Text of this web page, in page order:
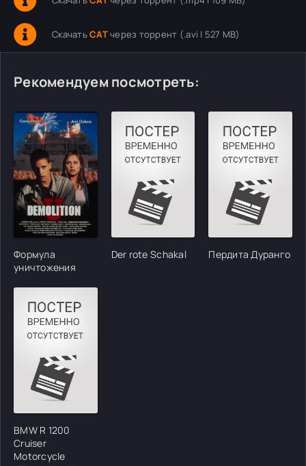
СкачатьCATчерез торрент (.avi | 527 MB)
Рекомендуем посмотреть:
Формула
уничтожения
Der rote Schakal Пердита Дуранго
BMW R 1200
Cruiser
Motorcycle